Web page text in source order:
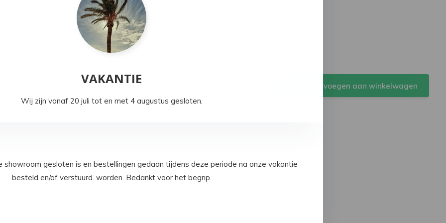
Outdoor RVS rust remover Toevoegen aan winkelwagen
VAKANTIE
Wij zijn vanaf 20 juli tot en met 4 augustus gesloten.
gesloten is en bestellingen gedaan tijdens deze periode na onze vakantie
besteld en/of verstuurd. worden. Bedankt voor het begrip.